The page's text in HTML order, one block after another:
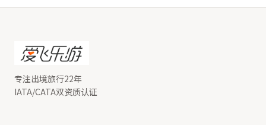
专注出境旅行22年
IATA/CATA双资质认证